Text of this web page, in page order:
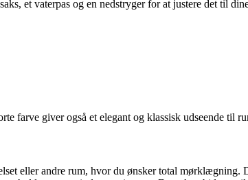
et vaterpas og en nedstryger for at justere det til
farve giver også et elegant og klassisk udseende til
eller andre rum, hvor du ønsker total mørklægning.